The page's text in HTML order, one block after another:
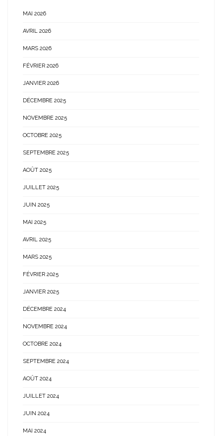
MAI 2026
AVRIL 2026
MARS 2026
FÉVRIER 2026
JANVIER 2026
DÉCEMBRE 2025
NOVEMBRE 2025
OCTOBRE 2025
SEPTEMBRE 2025
AOÛT 2025
JUILLET 2025
JUIN 2025
MAI 2025
AVRIL 2025
MARS 2025
FÉVRIER 2025
JANVIER 2025
DÉCEMBRE 2024
NOVEMBRE 2024
OCTOBRE 2024
SEPTEMBRE 2024
AOÛT 2024
JUILLET 2024
JUIN 2024
MAI 2024